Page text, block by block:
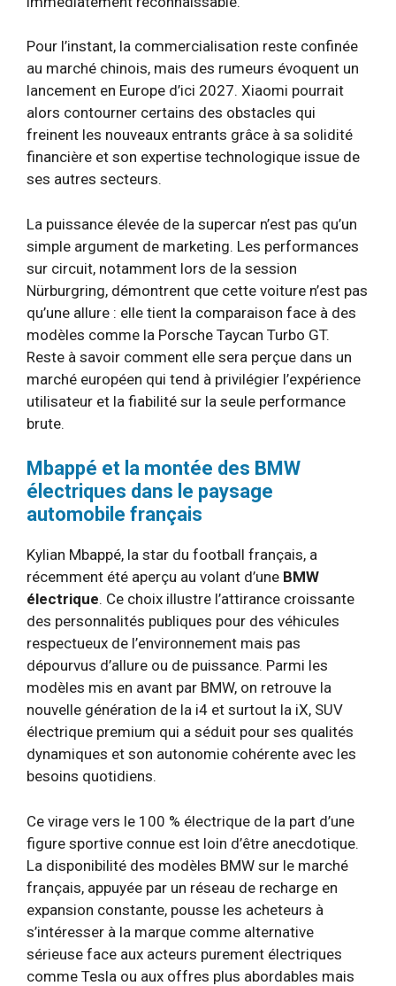
Pour l’instant, la commercialisation reste confinée
au marché chinois, mais des rumeurs évoquent un
lancement en Europe d’ici 2027. Xiaomi pourrait
alors contourner certains des obstacles qui
freinent les nouveaux entrants grâce à sa solidité
financière et son expertise technologique issue de
ses autres secteurs.
La puissance élevée de la supercar n’est pas qu’un
simple argument de marketing. Les performances
sur circuit, notamment lors de la session
Nürburgring, démontrent que cette voiture n’est pas
qu’une allure : elle tient la comparaison face à des
modèles comme la Porsche Taycan Turbo GT.
Reste à savoir comment elle sera perçue dans un
marché européen qui tend à privilégier l’expérience
utilisateur et la fiabilité sur la seule performance
brute.
Mbappé et la montée des BMW
électriques dans le paysage
automobile français
Kylian Mbappé, la star du football français, a
récemment été aperçu au volant d’une BMW
électrique. Ce choix illustre l’attirance croissante
des personnalités publiques pour des véhicules
respectueux de l’environnement mais pas
dépourvus d’allure ou de puissance. Parmi les
modèles mis en avant par BMW, on retrouve la
nouvelle génération de la i4 et surtout la iX, SUV
électrique premium qui a séduit pour ses qualités
dynamiques et son autonomie cohérente avec les
besoins quotidiens.
Ce virage vers le 100 % électrique de la part d’une
figure sportive connue est loin d’être anecdotique.
La disponibilité des modèles BMW sur le marché
français, appuyée par un réseau de recharge en
expansion constante, pousse les acheteurs à
s’intéresser à la marque comme alternative
sérieuse face aux acteurs purement électriques
comme Tesla ou aux offres plus abordables mais